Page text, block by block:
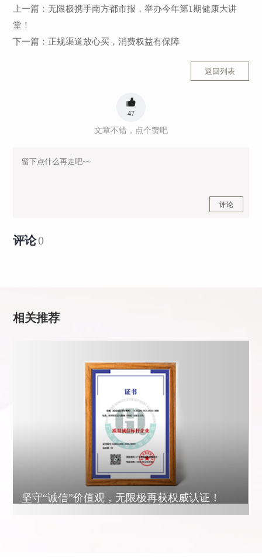
上一篇：无限极携手南方都市报，举办今年第1期健康大讲
堂！
下一篇： 正规渠道放心买，消费权益有保障
返回列表
47
文章不错，点个赞吧
评论
评论0
相关推荐
坚守“诚信”价值观，无限极再获权威认证！